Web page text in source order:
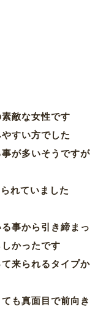
敵な女性です
すい方でした
が多いそうですが
れていました
事から引き締まっ
かったです
来られるタイプか
も真面目で前向き